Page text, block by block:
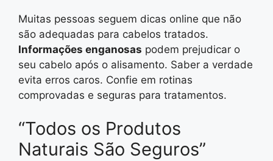
Muitas pessoas seguem dicas online que não
são adequadas para cabelos tratados.
Informações enganosas podem prejudicar o
seu cabelo após o alisamento. Saber a verdade
evita erros caros. Confie em rotinas
comprovadas e seguras para tratamentos.
“Todos os Produtos
Naturais São Seguros”